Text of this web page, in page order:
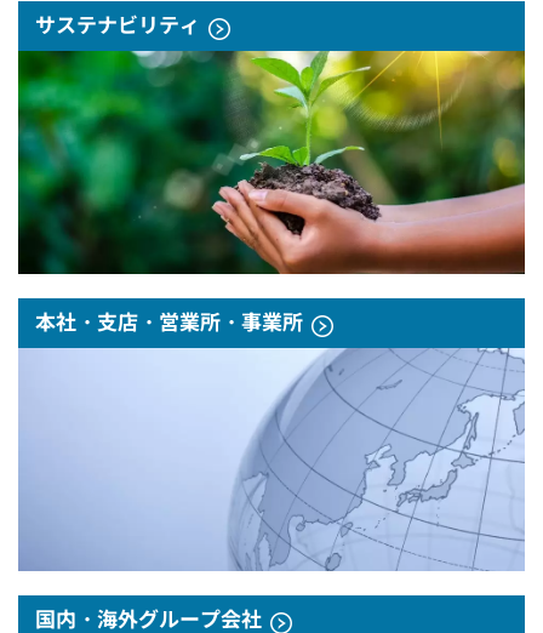
サステナビリティ
本社・支店・営業所・事業所
国内・海外グループ会社